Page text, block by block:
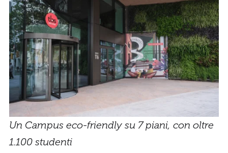
Un Campus eco-friendly su 7 piani, con oltre
1.100 studenti